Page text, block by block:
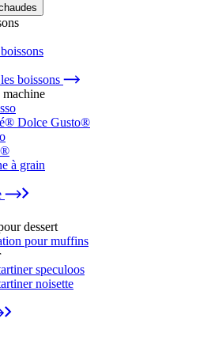
boissons
Dolce Gusto®
à grain
dessert
pour muffins
speculoos
noisette